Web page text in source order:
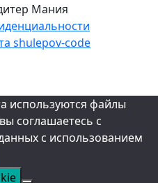
Мания
shulepov-code
используются файлы
соглашаетесь с
с использованием